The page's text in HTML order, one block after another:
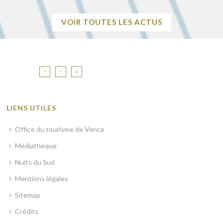
VOIR TOUTES LES ACTUS
LIENS UTILES
Office du tourisme de Vence
Médiathèque
Nuits du Sud
Mentions légales
Sitemap
Crédits